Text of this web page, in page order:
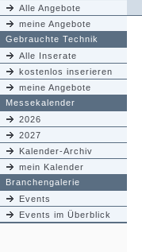
Alle Angebote
meine Angebote
Gebrauchte Technik
Alle Inserate
kostenlos inserieren
meine Angebote
Messekalender
2026
2027
Kalender-Archiv
mein Kalender
Branchengalerie
Events
Events im Überblick